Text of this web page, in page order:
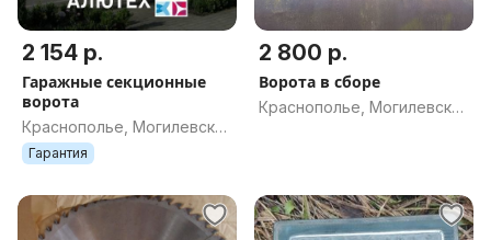
2 154 р.
Гаражные секционные
ворота
Краснополье, Могилевская
обл.
Гарантия
2 800 р.
Ворота в сборе
Краснополье, Могилевская